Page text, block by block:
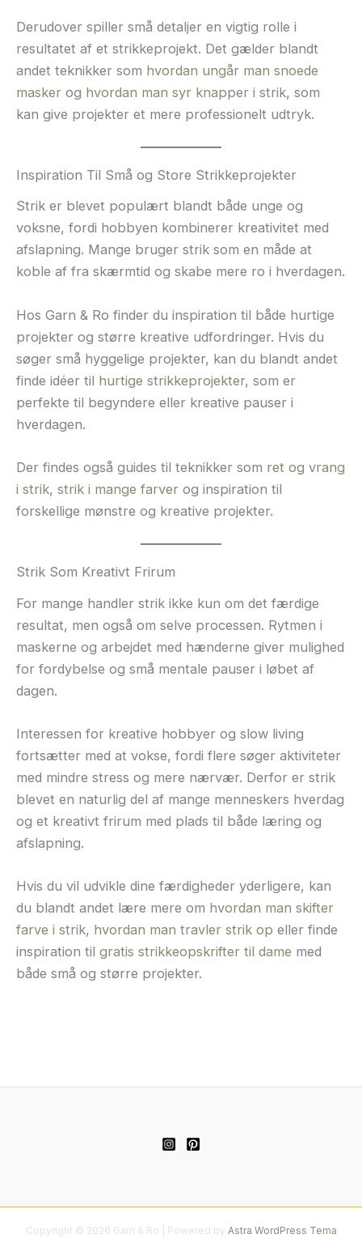
Derudover spiller små detaljer en vigtig rolle i
resultatet af et strikkeprojekt. Det gælder blandt
andet teknikker som hvordan ungår man snoede
masker og hvordan man syr knapper i strik, som
kan give projekter et mere professionelt udtryk.
Inspiration Til Små og Store Strikkeprojekter
Strik er blevet populært blandt både unge og
voksne, fordi hobbyen kombinerer kreativitet med
afslapning. Mange bruger strik som en måde at
koble af fra skærmtid og skabe mere ro i hverdagen.
Hos Garn & Ro finder du inspiration til både hurtige
projekter og større kreative udfordringer. Hvis du
søger små hyggelige projekter, kan du blandt andet
finde idéer til hurtige strikkeprojekter, som er
perfekte til begyndere eller kreative pauser i
hverdagen.
Der findes også guides til teknikker som ret og vrang
i strik, strik i mange farver og inspiration til
forskellige mønstre og kreative projekter.
Strik Som Kreativt Frirum
For mange handler strik ikke kun om det færdige
resultat, men også om selve processen. Rytmen i
maskerne og arbejdet med hænderne giver mulighed
for fordybelse og små mentale pauser i løbet af
dagen.
Interessen for kreative hobbyer og slow living
fortsætter med at vokse, fordi flere søger aktiviteter
med mindre stress og mere nærvær. Derfor er strik
blevet en naturlig del af mange menneskers hverdag
og et kreativt frirum med plads til både læring og
afslapning.
Hvis du vil udvikle dine færdigheder yderligere, kan
du blandt andet lære mere om hvordan man skifter
farve i strik, hvordan man travler strik op eller finde
inspiration til gratis strikkeopskrifter til dame med
både små og større projekter.
Copyright © 2026 Garn & Ro | Powered by Astra WordPress Tema